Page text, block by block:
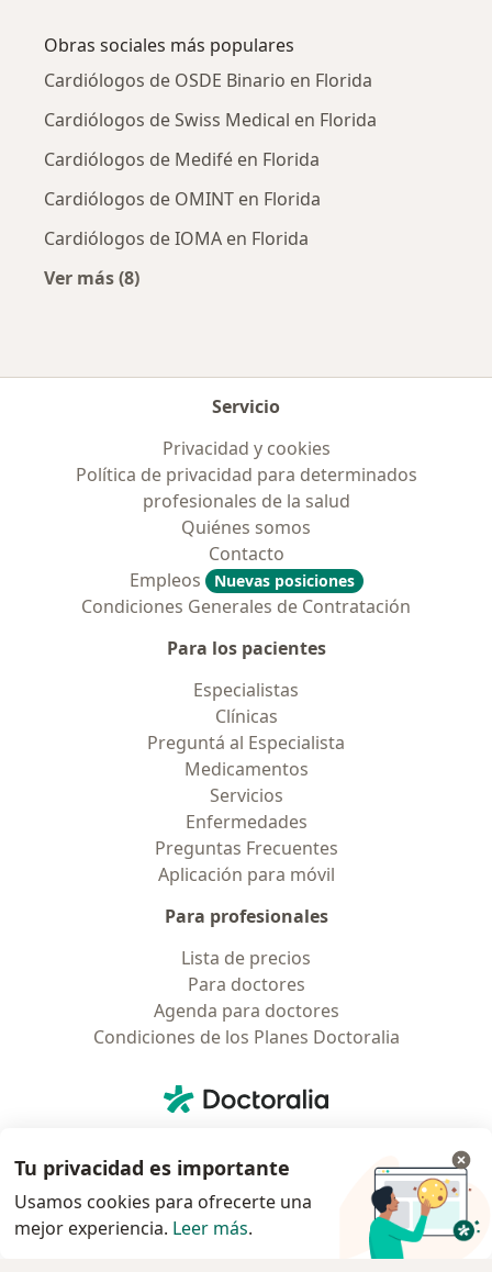
Obras sociales más populares
Cardiólogos de OSDE Binario en Florida
Cardiólogos de Swiss Medical en Florida
Cardiólogos de Medifé en Florida
Cardiólogos de OMINT en Florida
Cardiólogos de IOMA en Florida
Ver más (8)
Servicio
Privacidad y cookies
Política de privacidad para determinados
profesionales de la salud
Quiénes somos
Contacto
Empleos
Nuevas posiciones
Condiciones Generales de Contratación
Para los pacientes
Especialistas
Clínicas
Preguntá al Especialista
Medicamentos
Servicios
Enfermedades
Preguntas Frecuentes
Aplicación para móvil
Para profesionales
Lista de precios
Para doctores
Agenda para doctores
Condiciones de los Planes Doctoralia
Doctoralia - Página de inicio
C/ Josep Pla 2 - Building B2, floor 13
08019 Barcelona, Spain
Tu privacidad es importante
Usamos cookies para ofrecerte una
mejor experiencia. Leer más.